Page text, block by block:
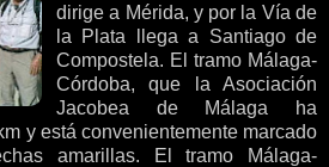
dirige a Mérida, y por la Vía de
la Plata llega a Santiago de
Compostela. El tramo Málaga-
Córdoba, que la Asociación
Jacobea de Málaga ha
y está convenientemente marcado
amarillas. El tramo Málaga-